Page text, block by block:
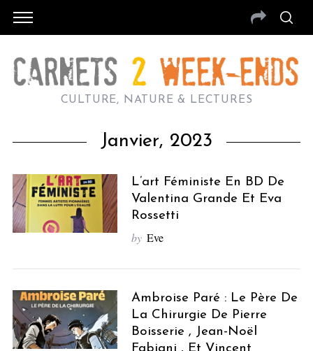
CULTURE, NATURE & LECTURES
Janvier, 2023
L’art Féministe En BD De
Valentina Grande Et Eva
Rossetti
by Eve
Ambroise Paré : Le Père De
La Chirurgie De Pierre
Boisserie , Jean-Noël